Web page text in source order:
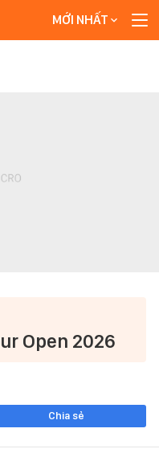
MỚI NHẤT
Open 2026
Chia sẻ